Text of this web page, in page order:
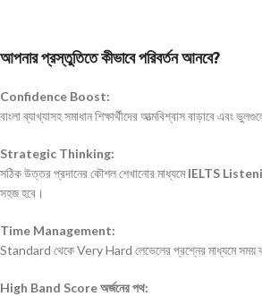
আপনার প্রস্তুতিতে কীভাবে পরিবর্তন আনবে?
Confidence Boost:
বাংলা ব্যাখ্যাসহ সমাধান শিক্ষার্থীদের আত্মবিশ্বাস বাড়াবে এবং
Strategic Thinking:
সঠিক উত্তর প্রদানের কৌশল শেখানোর মাধ্যমেIELTS
সহজ হবে।
Time Management:
Standard থেকে Very Hard লেভেলের প্রশ্নের মাধ্যমে সময়
High Band Score অর্জনের পথ: